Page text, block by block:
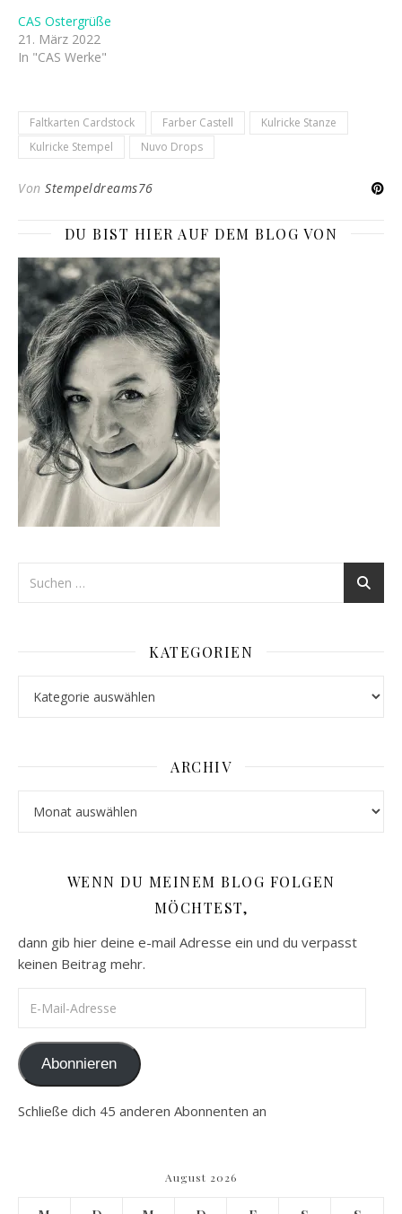
CAS Ostergrüße
21. März 2022
In "CAS Werke"
Faltkarten Cardstock Farber Castell
Kulricke Stanze
Kulricke Stempel
Nuvo Drops
Von Stempeldreams76
DU BIST HIER AUF DEM BLOG VON
KATEGORIEN
ARCHIV
WENN DU MEINEM BLOG FOLGEN
MÖCHTEST,
dann gib hier deine e-mail Adresse ein und du verpasst
keinen Beitrag mehr.
Abonnieren
Schließe dich 45 anderen Abonnenten an
August 2026